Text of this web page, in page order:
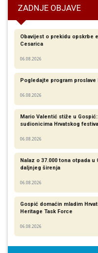
ZADNJE OBJAVE
Obavijest o prekidu opskrbe
Cesarica
06.08.2026
Pogledajte program proslave
06.08.2026
Mario Valentić stiže u
sudionicima Hrvatskog
06.08.2026
Nalaz o 37.000 tona otpada
daljnjeg širenja
06.08.2026
Gospić domaćin mladim
Heritage Task Force
06.08.2026